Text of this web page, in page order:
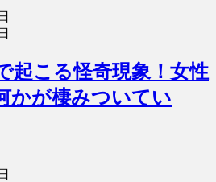
起こる怪奇現象！女性
かが棲みついてい